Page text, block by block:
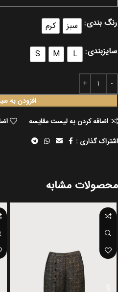
رنگ بندی سبز کرم
سایزبندی L
M
S
افزودن به
اضافه کردن به لیست مقایسه
اشتراک گذاری :
محصولات مشابه